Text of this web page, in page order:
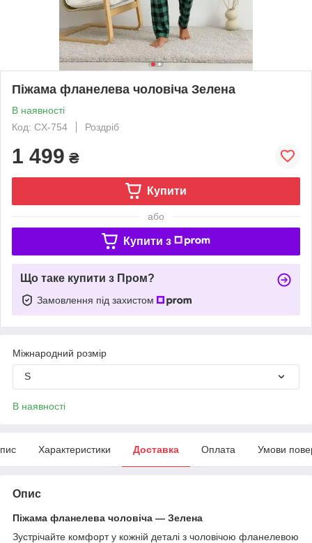
Піжама фланелева чоловіча Зелена
В наявності
Код: CX-754
Роздріб
1 499 ₴
Купити
або
Купити з
Що таке купити з Пром?
Замовлення під захистом
Міжнародний розмір
S
В наявності
Характеристики Доставка Оплата Умови
Опис
Піжама фланелева чоловіча — Зелена
Зустрічайте комфорт у кожній деталі з чоловічою фланелевою